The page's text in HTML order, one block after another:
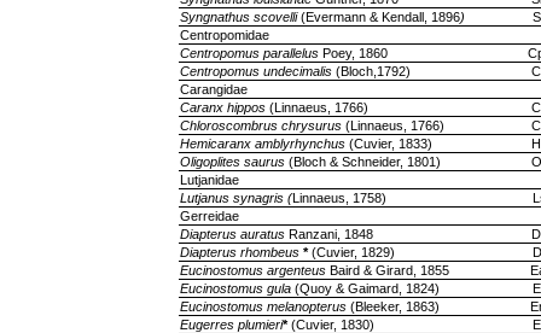
Syngnathus scovelli(Evermann & Kendall, 1896)
Centropomidae
Centropomus parallelusPoey, 1860
Centropomus undecimalis(Bloch,1792)
Carangidae
Caranx hippos(Linnaeus, 1766)
Chloroscombrus chrysurus(Linnaeus, 1766)
Hemicaranx amblyrhynchus(Cuvier, 1833)
Oligoplites saurus(Bloch & Schneider, 1801)
Lutjanidae
Lutjanus synagris (Linnaeus, 1758)
Gerreidae
Diapterus auratusRanzani, 1848
Diapterus rhombeus *(Cuvier, 1829)
Eucinostomus argenteusBaird & Girard, 1855
Eucinostomus gula(Quoy & Gaimard, 1824)
Eucinostomus melanopterus(Bleeker, 1863)
Eugerres plumieri*(Cuvier, 1830)